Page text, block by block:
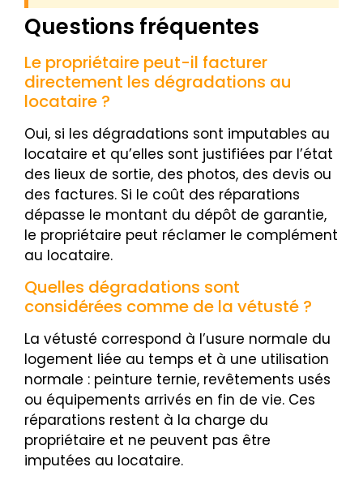
Questions fréquentes
Le propriétaire peut-il facturer
directement les dégradations au
locataire ?
Oui, si les dégradations sont imputables au
locataire et qu’elles sont justifiées par l’état
des lieux de sortie, des photos, des devis ou
des factures. Si le coût des réparations
dépasse le montant du dépôt de garantie,
le propriétaire peut réclamer le complément
au locataire.
Quelles dégradations sont
considérées comme de la vétusté ?
La vétusté correspond à l’usure normale du
logement liée au temps et à une utilisation
normale : peinture ternie, revêtements usés
ou équipements arrivés en fin de vie. Ces
réparations restent à la charge du
propriétaire et ne peuvent pas être
imputées au locataire.